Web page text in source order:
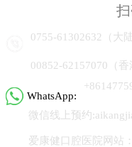
0755-61302632
00852-62157070（香
WhatsApp:
微信线上预约
爱康健口腔医院网站：